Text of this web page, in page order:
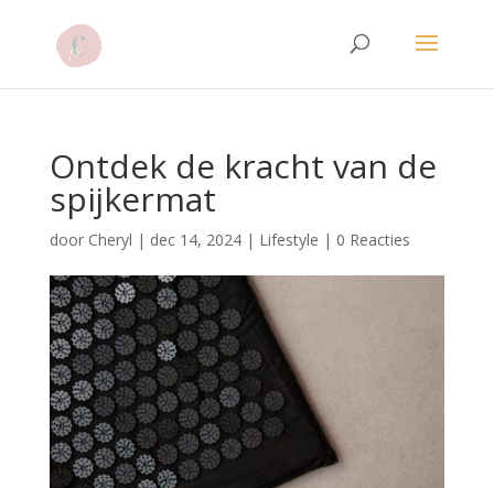
Ontdek de kracht van de
spijkermat
door Cheryl | dec 14, 2024| Lifestyle | 0 Reacties